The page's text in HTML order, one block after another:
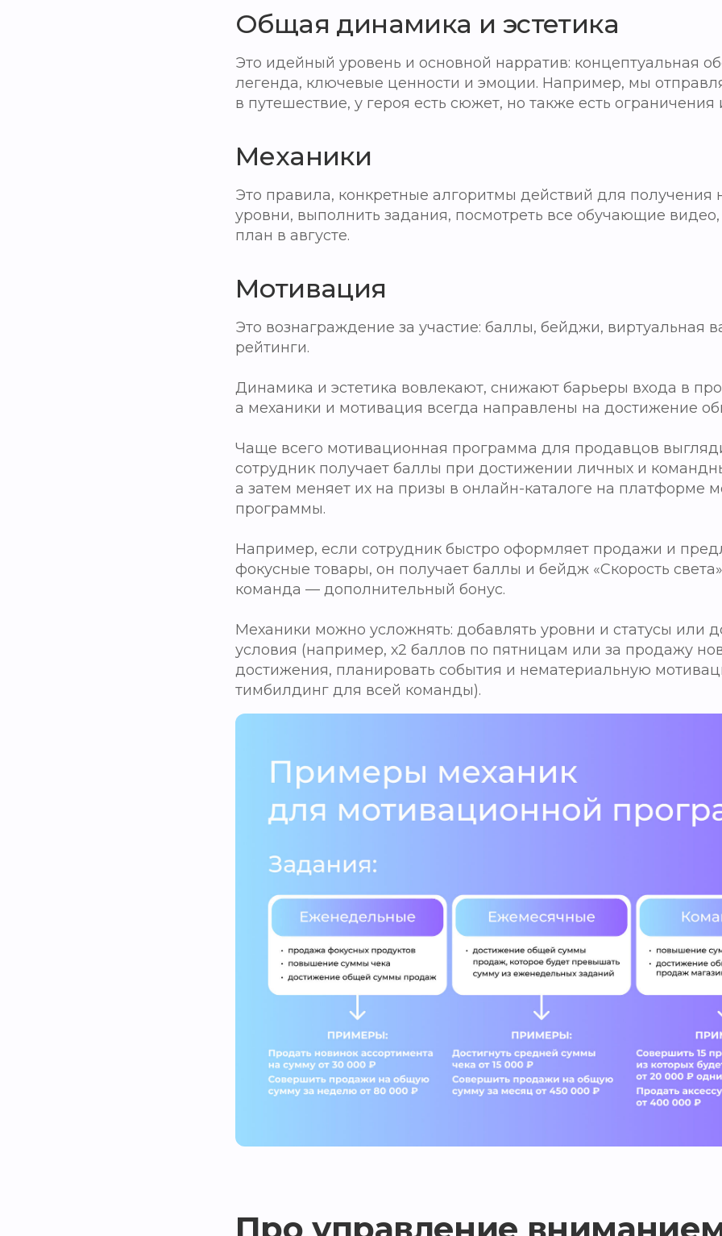
Общая динамика и эстетика
Это идейный уровень и основной нарратив: концептуальная
легенда, ключевые ценности и эмоции. Например, мы
в путешествие, у героя есть сюжет, но также есть ограничения
Механики
Это правила, конкретные алгоритмы действий для получения
уровни, выполнить задания, посмотреть все обучающие
план в августе.
Мотивация
Это вознаграждение за участие: баллы, бейджи, виртуальная
рейтинги.
Динамика и эстетика вовлекают, снижают барьеры входа в
а механики и мотивация всегда направлены на достижение
Чаще всего мотивационная программа для продавцов
сотрудник получает баллы при достижении личных и
а затем меняет их на призы в онлайн-каталоге на платформе
программы.
Например, если сотрудник быстро оформляет продажи и
фокусные товары, он получает баллы и бейдж «Скорость
команда — дополнительный бонус.
Механики можно усложнять: добавлять уровни и статусы или
условия (например, х2 баллов по пятницам или за продажу
достижения, планировать события и нематериальную
тимбилдинг для всей команды).